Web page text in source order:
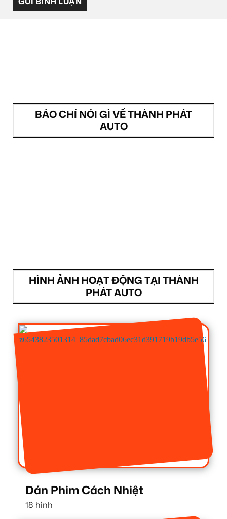
BÁO CHÍ NÓI GÌ VỀ THÀNH PHÁT
AUTO
HÌNH ẢNH HOẠT ĐỘNG TẠI THÀNH
PHÁT AUTO
Dán Phim Cách Nhiệt
18 hình